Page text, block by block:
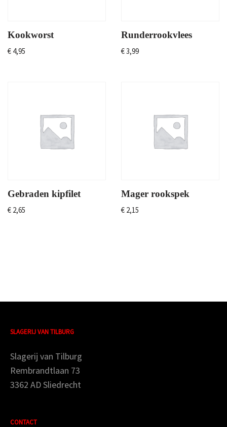
Kookworst
€ 4,95
Runderrookvlees
€3,99
Gebraden kipfilet
€ 2,65
Mager rookspek
€ 2,15
SLAGERIJ VAN TILBURG
Slagerij van Tilburg
Rembrandtlaan 73
3362 AD Sliedrecht
CONTACT